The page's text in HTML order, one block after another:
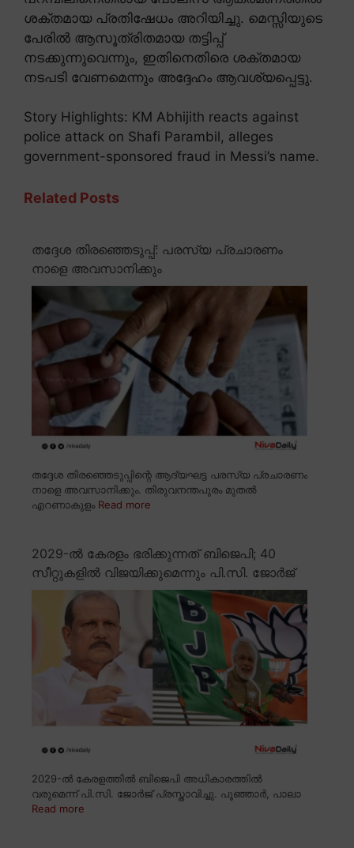
ശക്തമായ പ്രതിഷേധം അറിയിച്ചു. മെസ്സിയുടെ
പേരിൽ ആസൂത്രിതമായ തട്ടിപ്പ്
നടക്കുന്നുവെന്നും, ഇതിനെതിരെ ശക്തമായ
നടപടി വേണമെന്നും അദ്ദേഹം ആവശ്യപ്പെട്ടു.
Story Highlights: KM Abhijith reacts against
police attack on Shafi Parambil, alleges
government-sponsored fraud in Messi’s name.
Related Posts
തദ്ദേശ തിരഞ്ഞെടുപ്പ്: പരസ്യ പ്രചാരണം
നാളെ അവസാനിക്കും
തദ്ദേശ തിരഞ്ഞെടുപ്പിന്റെ ആദ്യഘട്ട പരസ്യ പ്രചാരണം
നാളെ അവസാനിക്കും. തിരുവനന്തപുരം മുതൽ
എറണാകുളം Read more
2029-ൽ കേരളം ഭരിക്കുന്നത് ബിജെപി; 40
സീറ്റുകളിൽ വിജയിക്കുമെന്നും പി.സി. ജോർജ്
2029-ൽ കേരളത്തിൽ ബിജെപി അധികാരത്തിൽ
വരുമെന്ന് പി.സി. ജോർജ് പ്രസ്താവിച്ചു. പൂഞ്ഞാർ, പാലാ
Read more